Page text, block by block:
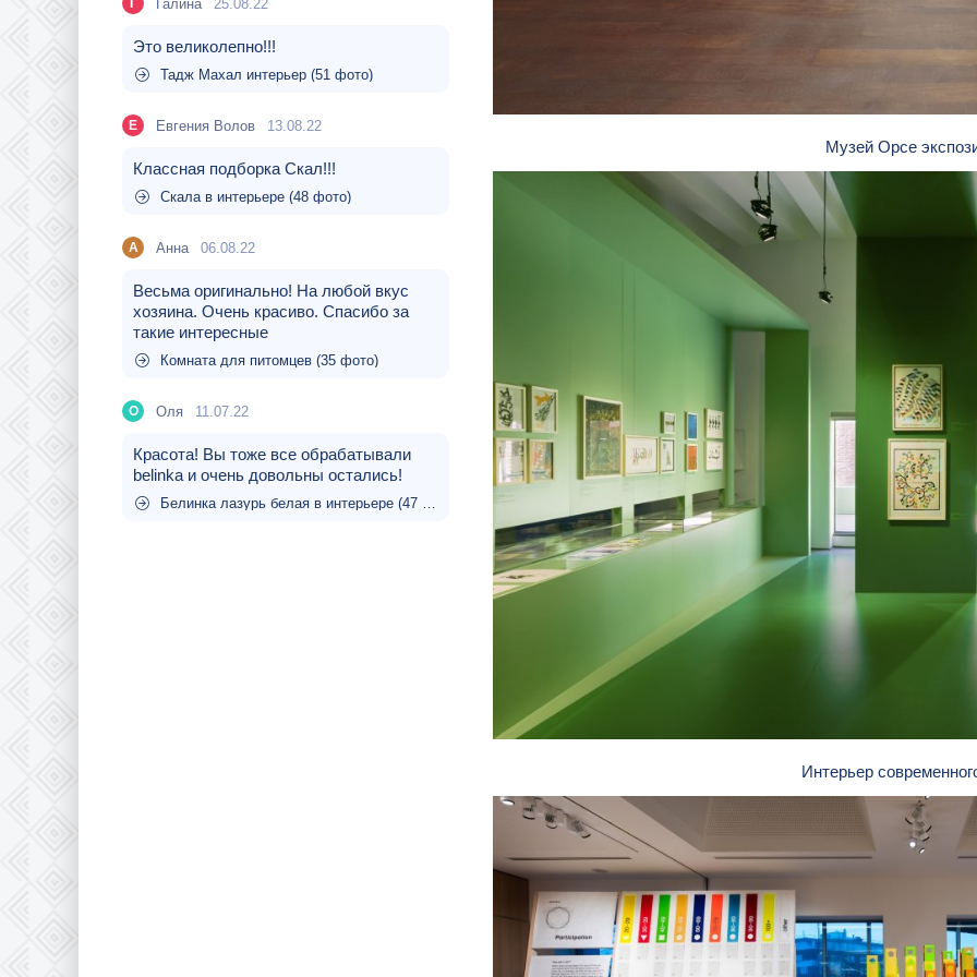
Галина 25.08.22
Это великолепно!!!
Тадж Махал интерьер (51 фото)
Е Евгения Волов 13.08.22
Классная подборка Скал!!!
Скала в интерьере (48 фото)
A Aнна 06.08.22
Весьма оригинально! На любой вкус
хозяина. Очень красиво. Спасибо за
такие интересные
Комната для питомцев (35 фото)
О Оля 11.07.22
Красота! Вы тоже все обрабатывали
belinka и очень довольны остались!
Белинка лазурь белая в интерьере (47 фото)
Музей Орсе
Интерьер